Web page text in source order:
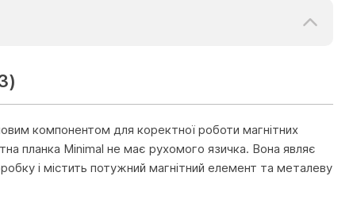
компонентом для коректної роботи магнітних
планка Minimal не має рухомого язичка. Вона являє
і містить потужний магнітний елемент та металеву